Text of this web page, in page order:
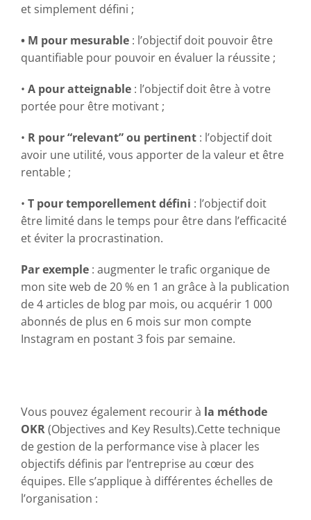
et simplement défini ;
• M pour mesurable : l’objectif doit pouvoir être
quantifiable pour pouvoir en évaluer la réussite ;
• A pour atteignable : l’objectif doit être à votre
portée pour être motivant ;
• R pour “relevant” ou pertinent : l’objectif doit
avoir une utilité, vous apporter de la valeur et être
rentable ;
• T pour temporellement défini : l’objectif doit
être limité dans le temps pour être dans l’efficacité
et éviter la procrastination.
Par exemple: augmenter le trafic organique de
mon site web de 20 % en 1 an grâce à la publication
de 4 articles de blog par mois, ou acquérir 1 000
abonnés de plus en 6 mois sur mon compte
Instagram en postant 3 fois par semaine.
Vous pouvez également recourir à la méthode
OKR(Objectives and Key Results).Cette technique
de gestion de la performance vise à placer les
objectifs définis par l’entreprise au cœur des
équipes. Elle s’applique à différentes échelles de
l’organisation :